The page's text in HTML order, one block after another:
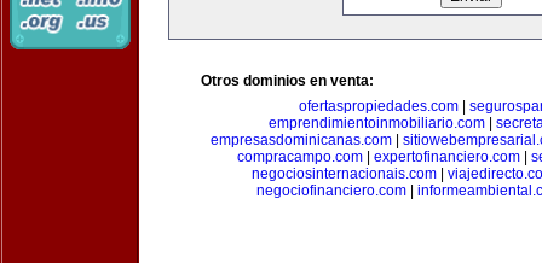
Otros dominios en venta:
ofertaspropiedades.com|
emprendimientoinmobiliario.com|
empresasdominicanas.com|
compracampo.com| expertofinanciero.com|
negociosinternacionais.com
negociofinanciero.com